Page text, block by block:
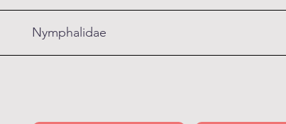
Nymphalidae